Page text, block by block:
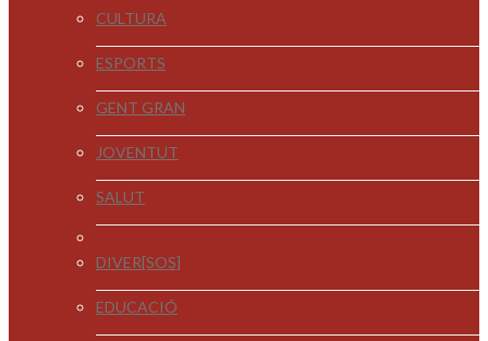
CULTURA
ESPORTS
GENT GRAN
JOVENTUT
SALUT
DIVER[SOS]
EDUCACIÓ